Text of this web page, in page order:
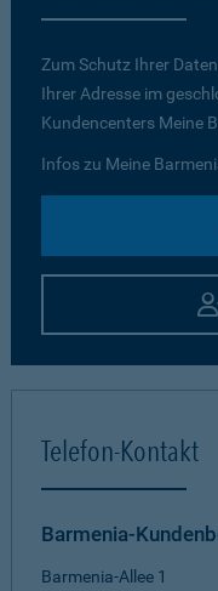
Zum Schutz Ihrer
Ihrer Adresse im
Kundencenters Meine
Infos zu Meine
Telefon-Kontakt
Barmenia-
Barmenia-Allee 1